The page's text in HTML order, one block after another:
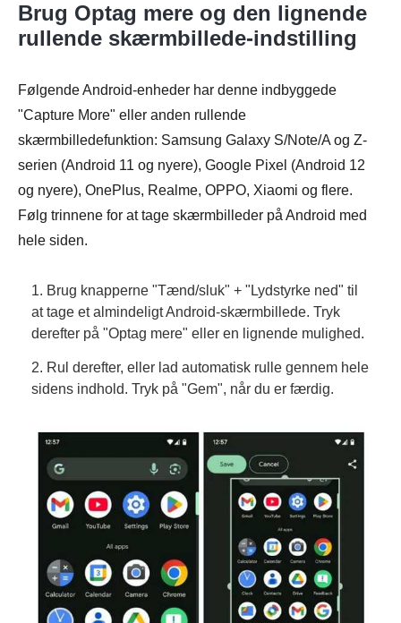
Brug Optag mere og den lignende
rullende skærmbillede-indstilling
Følgende Android-enheder har denne indbyggede
"Capture More" eller anden rullende
skærmbilledefunktion: Samsung Galaxy S/Note/A og Z-
serien (Android 11 og nyere), Google Pixel (Android 12
og nyere), OnePlus, Realme, OPPO, Xiaomi og flere.
Følg trinnene for at tage skærmbilleder på Android med
hele siden.
1. Brug knapperne "Tænd/sluk" + "Lydstyrke ned" til
at tage et almindeligt Android-skærmbillede. Tryk
derefter på "Optag mere" eller en lignende mulighed.
2. Rul derefter, eller lad automatisk rulle gennem hele
sidens indhold. Tryk på "Gem", når du er færdig.